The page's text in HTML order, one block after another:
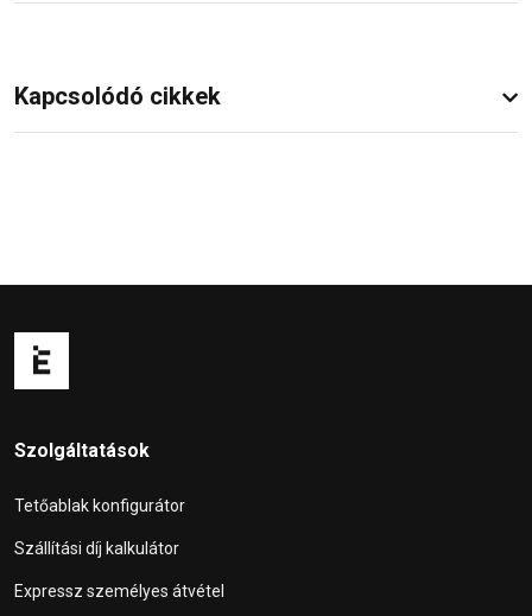
Kapcsolódó cikkek
Szolgáltatások
Tetőablak konfigurátor
Szállítási díj kalkulátor
Expressz személyes átvétel